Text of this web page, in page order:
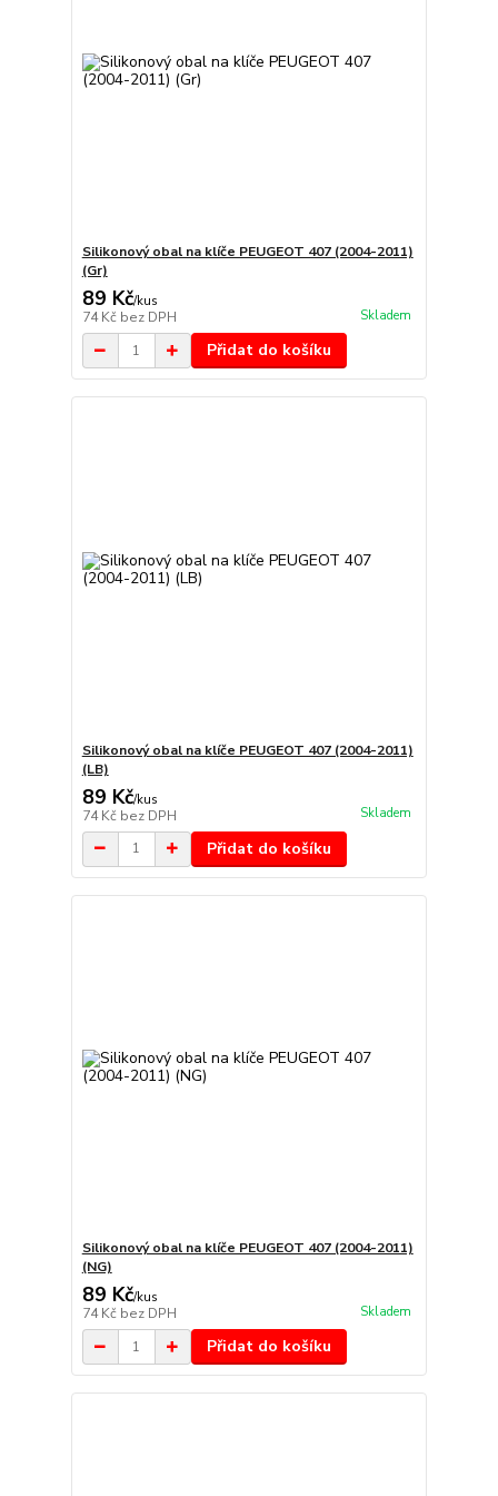
Silikonový obal na klíče PEUGEOT 407 (2004-2011)
(Gr)
89 Kč/kus
74 Kč bez DPH Skladem
Přidat do košíku
Silikonový obal na klíče PEUGEOT 407 (2004-2011)
(LB)
89 Kč/kus
74 Kč bez DPH Skladem
Přidat do košíku
Silikonový obal na klíče PEUGEOT 407 (2004-2011)
(NG)
89 Kč/kus
74 Kč bez DPH Skladem
Přidat do košíku